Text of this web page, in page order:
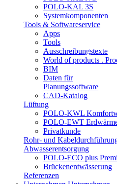
POLO-KAL 3S
Systemkomponenten
Tools & Softwareservice
Apps
Tools
Ausschreibungstexte
World of products .
BIM
Daten für
Planungssoftware
CAD-Katalog
Lüftung
POLO-KWL
POLO-EWT
Privatkunde
Rohr- und
Abwasserentsorgung
POLO-ECO plus
Brückenentwässerung
Referenzen